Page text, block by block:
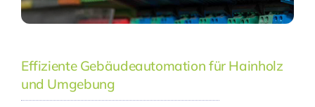
Effiziente Gebäudeautomation für Hainholz
und Umgebung